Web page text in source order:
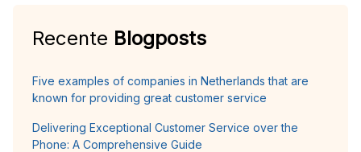
Recente Blogposts
Five examples of companies in Netherlands that are
known for providing great customer service
Delivering Exceptional Customer Service over the
Phone: A Comprehensive Guide